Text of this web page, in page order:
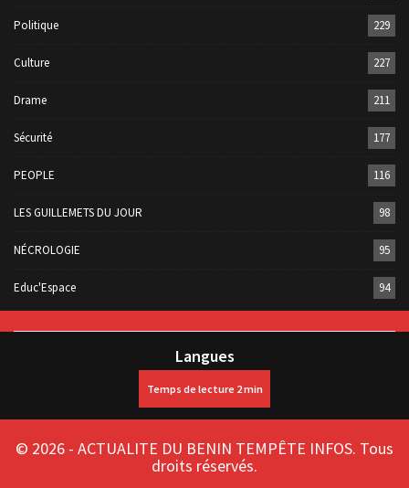
Politique 229
Culture 227
Drame 211
Sécurité 177
PEOPLE 116
LES GUILLEMETS DU JOUR 98
NÉCROLOGIE 95
Educ'Espace 94
Langues
© 2026 - ACTUALITE DU BENIN TEMPÊTE INFOS. Tous
droits réservés.